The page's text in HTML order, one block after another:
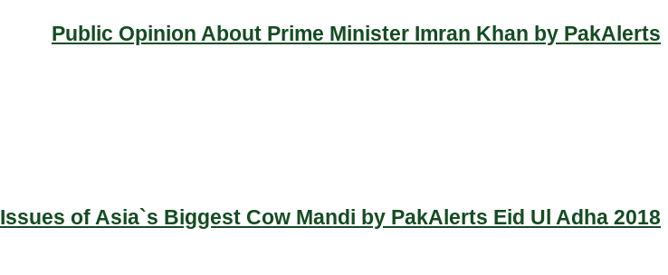
Public Opinion About Prime Minister Imran Khan by PakAlerts
Issues of Asia`s Biggest Cow Mandi by PakAlerts Eid Ul Adha 2018